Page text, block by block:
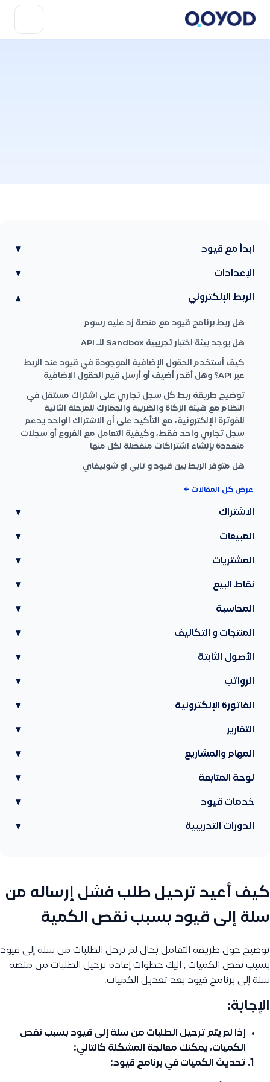
ابدأ مع قيود ▾
الإعدادات ▾
الربط الإلكتروني ▾
هل ربط برنامج قيود مع منصة زد عليه رسوم
هل يوجد بيئة اختبار تجريبية Sandbox للـ API
كيف أستخدم الحقول الإضافية الموجودة في قيود عند الربط
عبر API؟ وهل أقدر أضيف أو أرسل قيم الحقول الإضافية
توضيح طريقة ربط كل سجل تجاري على اشتراك مستقل في
النظام مع هيئة الزكاة والضريبة والجمارك للمرحلة الثانية
للفوترة الإلكترونية، مع التأكيد على أن الاشتراك الواحد يدعم
سجل تجاري واحد فقط، وكيفية التعامل مع الفروع أو سجلات
متعددة بإنشاء اشتراكات منفصلة لكل منها
هل متوفر الربط بين قيود و تابي او شوبيفاي
عرض كل المقالات ←
الاشتراك ▾
المبيعات ▾
المشتريات ▾
نقاط البيع ▾
المحاسبة ▾
المنتجات و التكاليف ▾
الأصول الثابتة ▾
الرواتب ▾
الفاتورة الإلكترونية ▾
التقارير ▾
المهام والمشاريع ▾
لوحة المتابعة ▾
خدمات قيود ▾
الدورات التدريبية ▾
كيف أعيد ترحيل طلب فشل إرساله من
سلة إلى قيود بسبب نقص الكمية
توضيح حول طريقة التعامل بحال لم ترحل الطلبات من سلة إلى قيود
بسبب نقص الكميات , اليك خطوات إعادة ترحيل الطلبات من منصة
سلة إلى برنامج قيود بعد تعديل الكميات.
الإجابة:
إذا لم يتم ترحيل الطلبات من سلة إلى قيود بسبب نقص
الكميات، يمكنك معالجة المشكلة كالتالي:
تحديث الكميات في برنامج قيود: